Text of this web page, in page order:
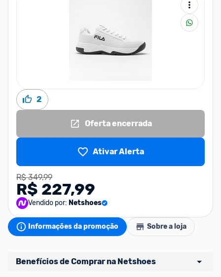
2
Oferta encerrada
Ativar Alerta
R$ 349,99
R$ 227,99
Vendido por: Netshoes
Informações da promoção Sobre a loja
Benefícios de Comprar na Netshoes